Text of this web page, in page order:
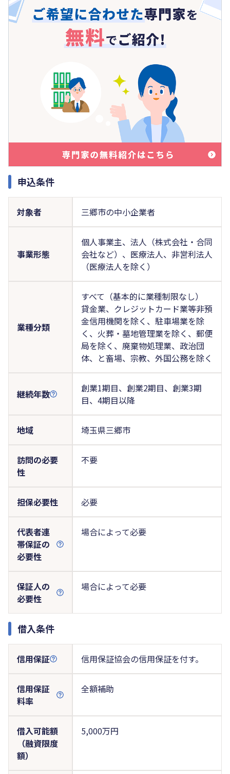
申込条件
対象者 三郷市の中小企業者
事業形態
個人事業主、法人（株式会社・合同
会社など）、医療法人、非営利法人
（医療法人を除く）
業種分類
すべて（基本的に業種制限なし）
貸金業、クレジットカード業等非預
金信用機関を除く、駐車場業を除
く、火葬・墓地管理業を除く、郵便
局を除く、廃棄物処理業、政治団
体、と畜場、宗教、外国公務を除く
継続年数
創業1期目、創業2期目、創業3期
目、4期目以降
地域 埼玉県三郷市
訪問の必要
性
不要
担保必要性 必要
代表者連
帯保証の
必要性
場合によって必要
保証人の
必要性
場合によって必要
借入条件
信用保証 信用保証協会の信用保証を付す。
信用保証
料率
全額補助
借入可能額
（融資限度
額）
5,000万円